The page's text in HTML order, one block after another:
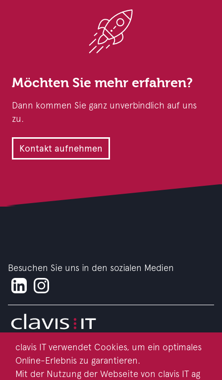
Möchten Sie mehr erfahren?
Dann kommen Sie ganz unverbindlich auf uns
zu.
Kontakt aufnehmen
Besuchen Sie uns in den sozialen Medien
Impressum
Datenschutz
clavis IT verwendet Cookies, um ein optimales
Online-Erlebnis zu garantieren.
Mit der Nutzung der Webseite von clavis IT ag